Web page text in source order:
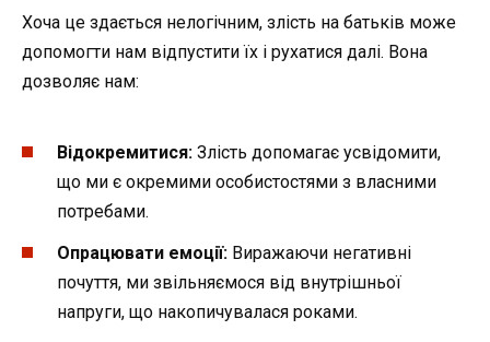
Хоча це здається нелогічним, злість на батьків може
допомогти нам відпустити їх і рухатися далі. Вона
дозволяє нам:
Відокремитися: Злість допомагає усвідомити,
що ми є окремими особистостями з власними
потребами.
Опрацювати емоції: Виражаючи негативні
почуття, ми звільняємося від внутрішньої
напруги, що накопичувалася роками.